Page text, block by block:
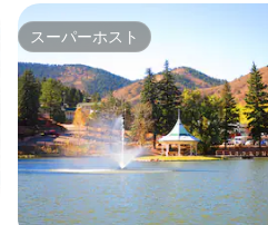
スーパーホスト
スーパーホスト